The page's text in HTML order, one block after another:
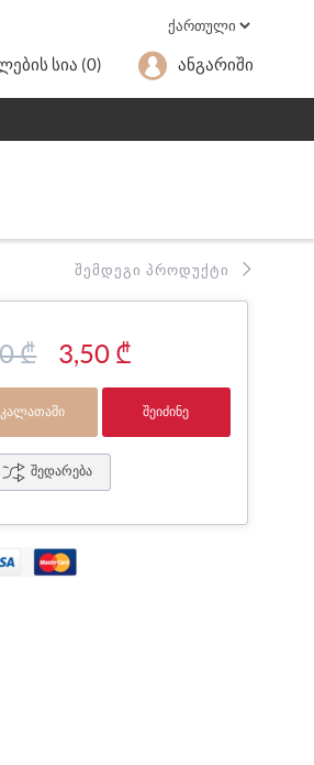
Სია (0) Ანგარიში
ᲨᲔᲛᲓᲔᲒᲘ ᲞᲠᲝᲓᲣᲥᲢᲘ
₾ 3,50 ₾
ᲙᲐᲚᲐᲗᲐᲨᲘ ᲨᲔᲘᲫᲘᲜᲔ
შედარება